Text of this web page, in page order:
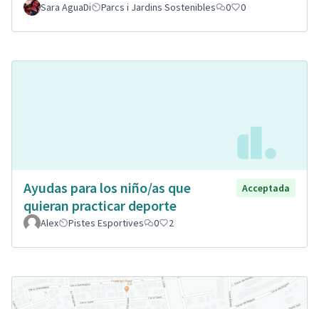
Sara AguaDi Parcs i Jardins Sostenibles 0 0
Ayudas para los niño/as que
quieran practicar deporte
Acceptada
Alex Pistes Esportives 0 2